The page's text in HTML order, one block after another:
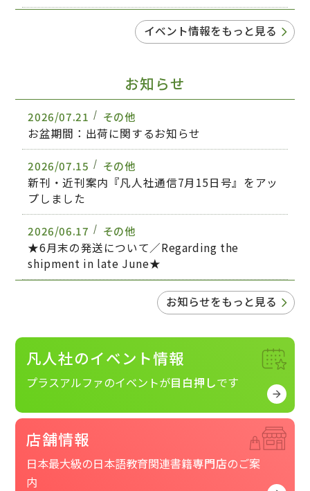
2026/08.05 イベント
【2026.9.5／東京（外部）】​日本語教育の夏フェ
イベント情報をもっと見る
お知らせ
2026/07.21 その他
お盆期間：出荷に関するお知らせ
2026/07.15 その他
新刊・近刊案内『凡人社通信7月15日号』をアッ
プしました
2026/06.17 その他
★6月末の発送について／Regarding the
shipment in late June★
新刊・近刊案内『凡人社通信6月15日号』をアッ
2026/06.01 その他
凡人社本社および麹町店、大阪店 臨時休業のお
知らせ
お知らせをもっと見る
凡人社のイベント情報
プラスアルファのイベントが目白押しです
店舗情報
日本最大級の日本語教育関連書籍専門店のご案
内